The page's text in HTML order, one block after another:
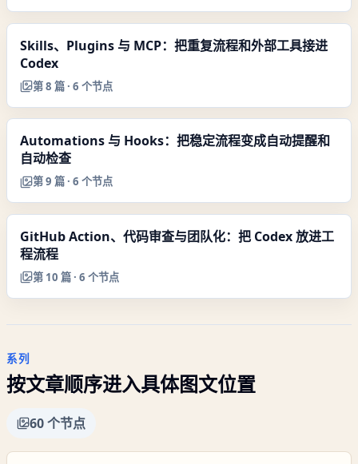
Skills、Plugins 与 MCP：把重复流程和外部工具接进
Codex
第8 篇 · 6 个节点
Automations 与 Hooks：把稳定流程变成自动提醒和
自动检查
第9 篇 · 6 个节点
GitHub Action、代码审查与团队化：把 Codex 放进工
程流程
第 10 篇 · 6 个节点
系列
按文章顺序进入具体图文位置
60个节点